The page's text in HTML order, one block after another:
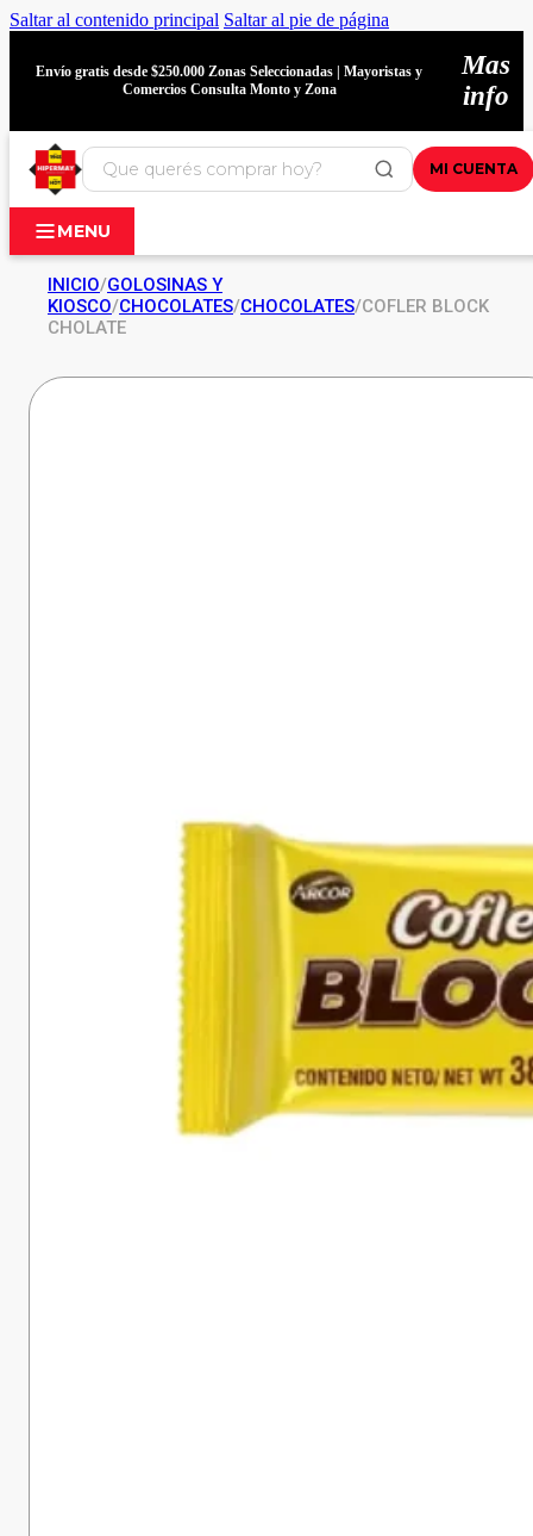
Saltar al contenido principal Saltar al pie de página
Envío gratis desde $250.000 Zonas Seleccionadas | Mayoristas y
Comercios Consulta Monto y Zona
Mas
info
MI CUENTA
MENU
INICIO/GOLOSINAS Y
KIOSCO/CHOCOLATES/CHOCOLATES/COFLER BLOCK
CHOLATE